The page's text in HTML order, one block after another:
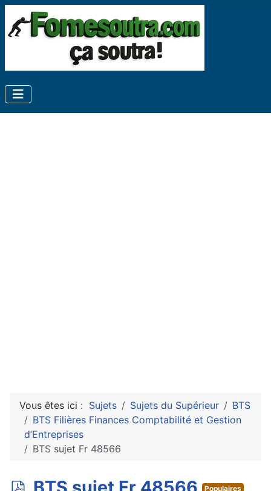
Vous êtes ici : Sujets Sujets du Supérieur
BTS
BTS Filières Finances Comptabilité et Gestion
d’Entreprises
BTS sujet Fr 48566
p
Populaires